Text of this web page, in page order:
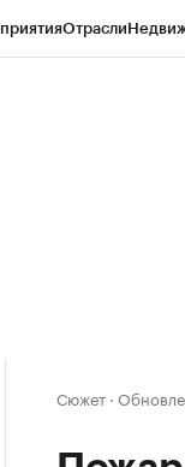
Отрасли
Сюжет ·